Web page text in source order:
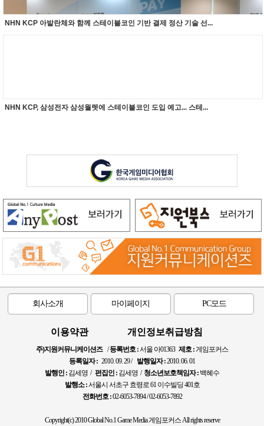
NHN KCP 아발란체와 함께 스테이블코인 기반 결제 정산 기술 선...
NHN KCP, 삼성전자 삼성월렛에 스테이블코인 도입 예고... 스테...
회사소개 마이페이지 PC모드
이용약관 개인정보취급방침
주)지원커뮤니케이션즈/등록번호 :서울 아01363 제호 : 게임포커스
등록일자 : 2010. 09. 29 / 발행일자 :2010. 06. 01
발행인 : 김세영 / 편집인 : 김세영 /청소년보호책임자 : 백혜수
발행소 :서울시 서초구 효령로 61 이수빌딩 401호
전화번호 :02-6053-7894 / 02-6053-7892
Copyright(c) 2010 Global No.1 Game Media 게임포커스 All rights reserve